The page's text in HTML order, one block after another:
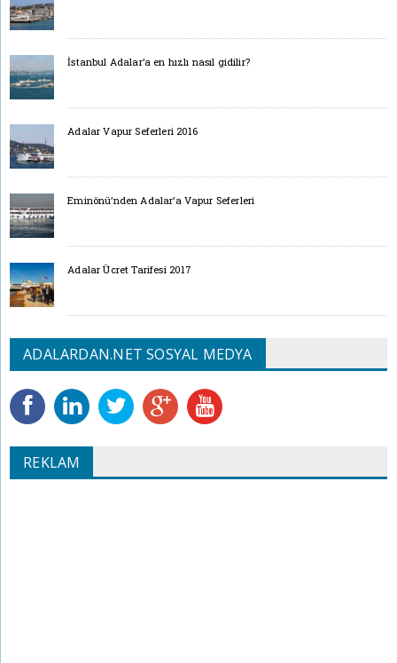
İstanbul Adalar’a en hızlı nasıl gidilir?
Adalar Vapur Seferleri 2016
Eminönü’nden Adalar’a Vapur Seferleri
Adalar Ücret Tarifesi 2017
ADALARDAN.NET SOSYAL MEDYA
REKLAM